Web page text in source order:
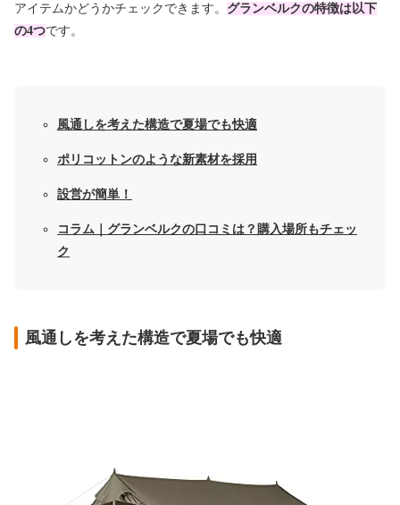
アイテムかどうかチェックできます。 グランベルクの特徴は以下
の4つです。
風通しを考えた構造で夏場でも快適
ポリコットンのような新素材を採用
設営が簡単！
コラム｜グランベルクの口コミは？購入場所もチェッ
ク
風通しを考えた構造で夏場でも快適